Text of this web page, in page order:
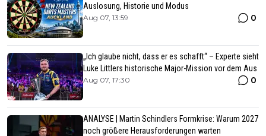
Auslosung, Historie und Modus
Aug 07, 13:59 0
„Ich glaube nicht, dass er es schafft“ – Experte sieht
Luke Littlers historische Major-Mission vor dem Aus
Aug 07, 17:30 0
ANALYSE | Martin Schindlers Formkrise: Warum 2027
noch größere Herausforderungen warten